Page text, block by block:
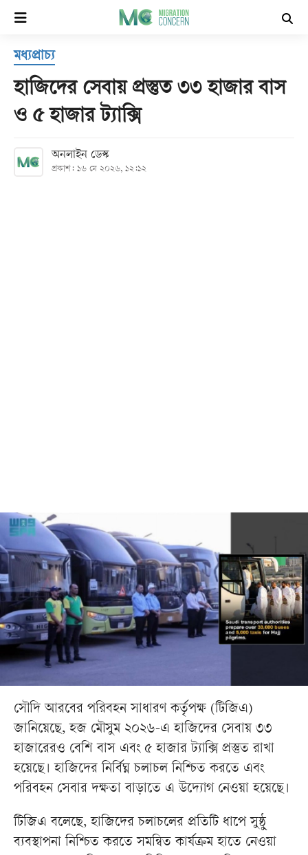
হোম
সর্বশেষ
বিভাগ
মধ্যপ্রাচ্য
হাজিদের সেবায় প্রস্তুত ৩৩ হাজার বাস
ও ৫ হাজার ট্যাক্সি
অনলাইন ডেস্ক
প্রকাশ: ১৬ মে ২০২৬, ১২:১২
সৌদি আরবের পরিবহন সাধারণ কর্তৃপক্ষ (টিজিএ)
জানিয়েছে, হজ মৌসুম ২০২৬-এ হাজিদের সেবায় ৩৩
হাজারেরও বেশি বাস এবং ৫ হাজার ট্যাক্সি প্রস্তুত রাখা
হয়েছে। হাজিদের নির্বিঘ্ন চলাচল নিশ্চিত করতে এবং
পরিবহন সেবার দক্ষতা বাড়াতে এ উদ্যোগ নেওয়া হয়েছে।
টিজিএ বলেছে, হাজিদের চলাচলের প্রতিটি ধাপে সুষ্ঠু
ব্যবস্থাপনা নিশ্চিত করতে সমন্বিত কার্যক্রম হাতে নেওয়া